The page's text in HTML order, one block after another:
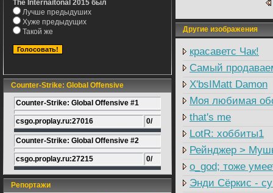
The Internaitonal 2015 был
Лучше предыдуших
Хуже предыдущих
Такой же
Counter-Strike: Global Offensive
Counter-Strike: Global Offensive #1
csgo.proplay.ru:27016 0/
Counter-Strike: Global Offensive #2
csgo.proplay.ru:27215 0/
Репортажи
Другие изображения
красаветс Чак!
Самый
X'bsIMatt Damon
Моя любимая
that's me
LotR: хоббиты1
Рейнджер >
о_god; тоже
Энди Сёркис -